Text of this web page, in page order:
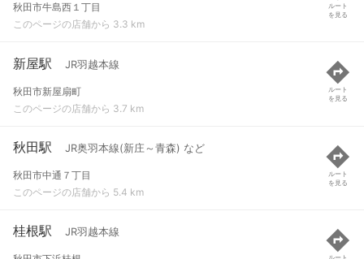
秋田市牛島西１丁目
このページの店舗から 3.3 km
ルート
を見る
新屋駅 JR羽越本線
秋田市新屋扇町
このページの店舗から 3.7 km
ルート
を見る
秋田駅 JR奥羽本線(新庄～青森) など
秋田市中通７丁目
このページの店舗から 5.4 km
ルート
を見る
桂根駅 JR羽越本線